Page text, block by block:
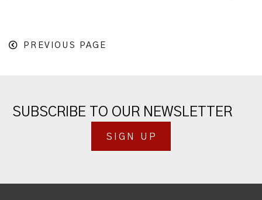
PREVIOUS PAGE
SUBSCRIBE TO OUR NEWSLETTER
SIGN UP